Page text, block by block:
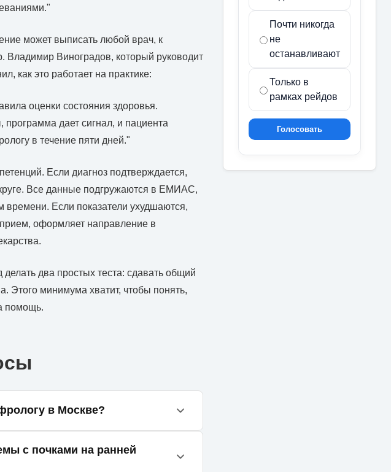
может выписать любой врач, к
Владимир Виноградов, который руководит
как это работает на практике:
оценки состояния здоровья.
дает сигнал, и пациента
в течение пяти дней."
Если диагноз подтверждается,
Все данные подгружаются в ЕМИАС,
времени. Если показатели ухудшаются,
оформляет направление в
два простых теста: сдавать общий
Этого минимума хватит, чтобы понять,
помощь.
в Москве?
с почками на ранней
Почти никогда
не
останавливают
Только в
рамках рейдов
Голосовать